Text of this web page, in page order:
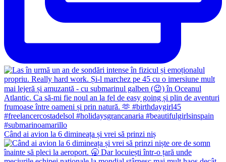
Când ai avion la 6 dimineața și vrei să prinzi niș